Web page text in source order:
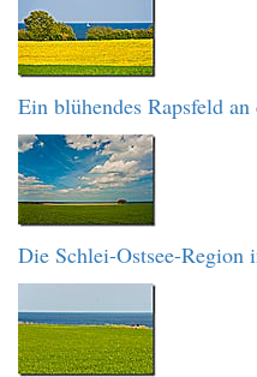
Ein blühendes Rapsfeld an
Die Schlei-Ostsee-Region